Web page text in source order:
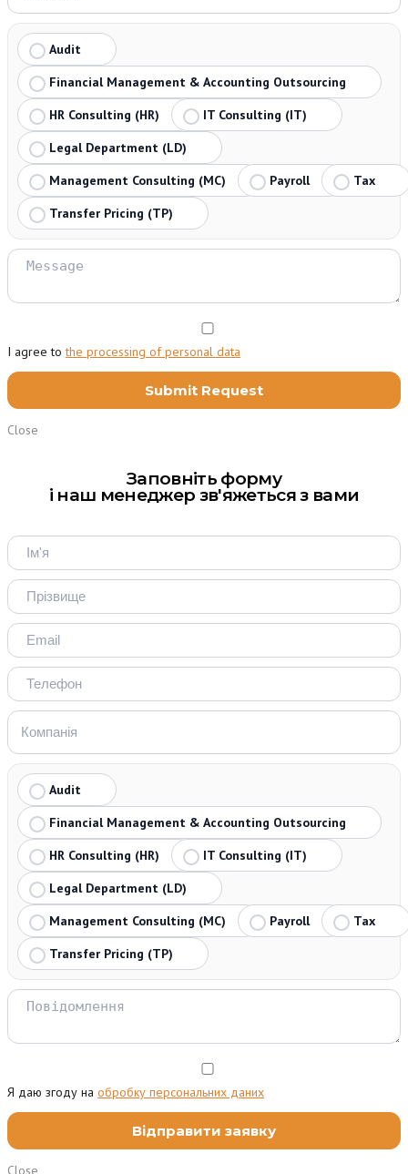
Audit
Financial Management & Accounting Outsourcing
HR Consulting (HR)
IT Consulting (IT)
Legal Department (LD)
Management Consulting (MC)
Payroll
Tax
Transfer Pricing (TP)
I agree tothe processing of personal data
Close
Заповніть форму
і наш менеджер зв'яжеться з вами
Audit
Financial Management & Accounting Outsourcing
HR Consulting (HR)
IT Consulting (IT)
Legal Department (LD)
Management Consulting (MC)
Payroll
Tax
Transfer Pricing (TP)
Я даю згоду на обробку персональних даних
Close